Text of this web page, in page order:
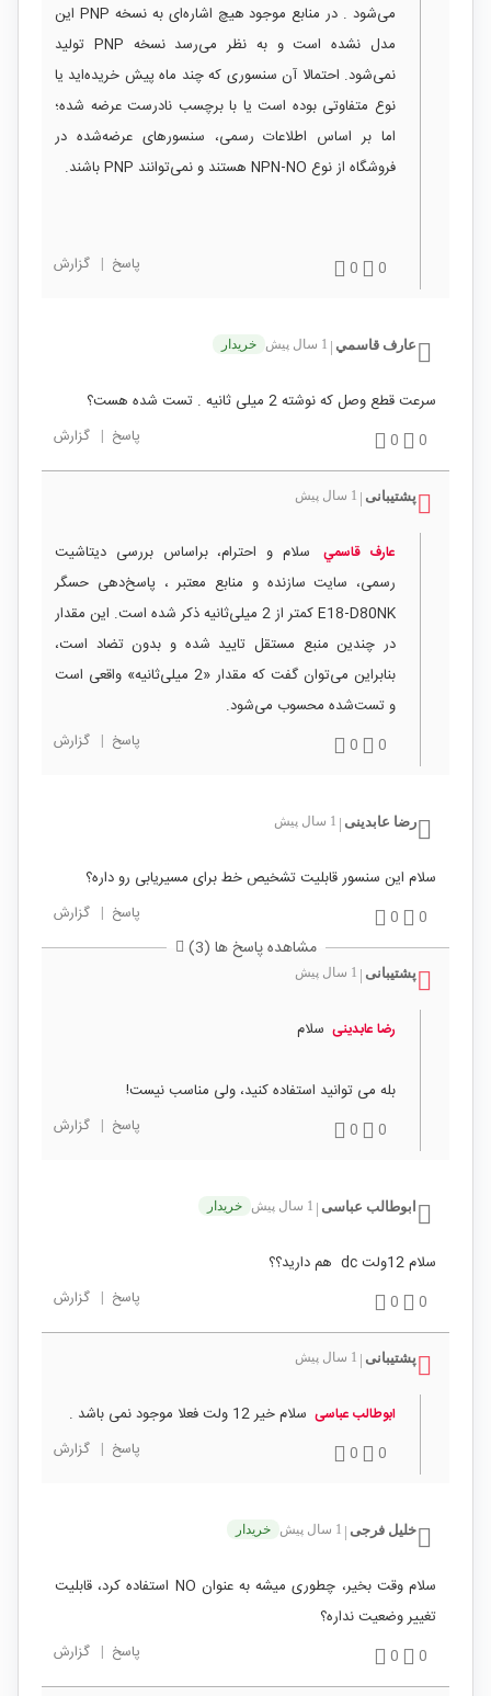
می‌شود . در منابع موجود هیچ اشاره‌ای به نسخه PNP این
مدل نشده است و به نظر می‌رسد نسخه PNP تولید
نمی‌شود. احتمالا آن سنسوری که چند ماه پیش خریده‌اید یا
نوع متفاوتی بوده است یا با برچسب نادرست عرضه شده؛
اما بر اساس اطلاعات رسمی، سنسورهای عرضه‌شده در
فروشگاه از نوع NPN‑NO هستند و نمی‌توانند PNP باشند.
0
0 پاسخ | گزارش
عارف قاسمي | 1 سال پیش خریدار
سرعت قطع وصل که نوشته 2 میلی ثانیه . تست شده هست؟
0
0 پاسخ | گزارش
پشتیبانی | 1 سال پیش
عارف قاسمي
سلام و احترام، براساس بررسی دیتاشیت
رسمی، سایت سازنده و منابع معتبر ، پاسخ‌دهی حسگر
E18‑D80NK کمتر از 2 میلی‌ثانیه ذکر شده است. این مقدار
در چندین منبع مستقل تایید شده و بدون تضاد است،
بنابراین می‌توان گفت که مقدار «2 میلی‌ثانیه» واقعی است
و تست‌شده محسوب می‌شود.
0
0 پاسخ | گزارش
رضا عابدینی | 1 سال پیش
سلام این سنسور قابلیت تشخیص خط برای مسیریابی رو داره؟
0
0 پاسخ | گزارش
مشاهده پاسخ ها (3)
پشتیبانی | 1 سال پیش
رضا عابدینی سلام
بله می توانید استفاده کنید، ولی مناسب نیست!
0
0 پاسخ | گزارش
ابوطالب عباسی | 1 سال پیش خریدار
سلام 12ولت dc هم دارید؟؟
0
0 پاسخ | گزارش
پشتیبانی | 1 سال پیش
ابوطالب عباسی سلام خیر 12 ولت فعلا موجود نمی باشد .
0
0 پاسخ | گزارش
خلیل فرجی | 1 سال پیش خریدار
سلام وقت بخیر، چطوری میشه به عنوان NO استفاده کرد، قابلیت
تغییر وضعیت نداره؟
0
0 پاسخ | گزارش